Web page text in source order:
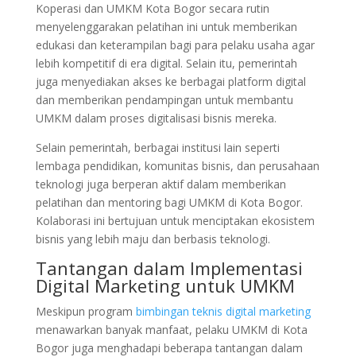
Koperasi dan UMKM Kota Bogor secara rutin
menyelenggarakan pelatihan ini untuk memberikan
edukasi dan keterampilan bagi para pelaku usaha agar
lebih kompetitif di era digital. Selain itu, pemerintah
juga menyediakan akses ke berbagai platform digital
dan memberikan pendampingan untuk membantu
UMKM dalam proses digitalisasi bisnis mereka.
Selain pemerintah, berbagai institusi lain seperti
lembaga pendidikan, komunitas bisnis, dan perusahaan
teknologi juga berperan aktif dalam memberikan
pelatihan dan mentoring bagi UMKM di Kota Bogor.
Kolaborasi ini bertujuan untuk menciptakan ekosistem
bisnis yang lebih maju dan berbasis teknologi.
Tantangan dalam Implementasi
Digital Marketing untuk UMKM
Meskipun program bimbingan teknis digital marketing
menawarkan banyak manfaat, pelaku UMKM di Kota
Bogor juga menghadapi beberapa tantangan dalam